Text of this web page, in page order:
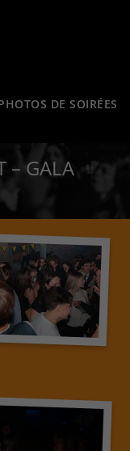
DE SOIRÉES
– GALA